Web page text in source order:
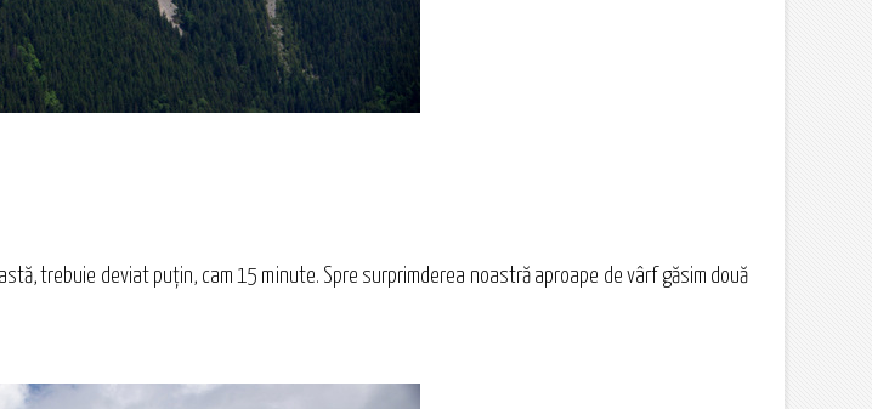
trebuie deviat puţin, cam 15 minute. Spre surprimderea noastră aproape de vârf găsim două